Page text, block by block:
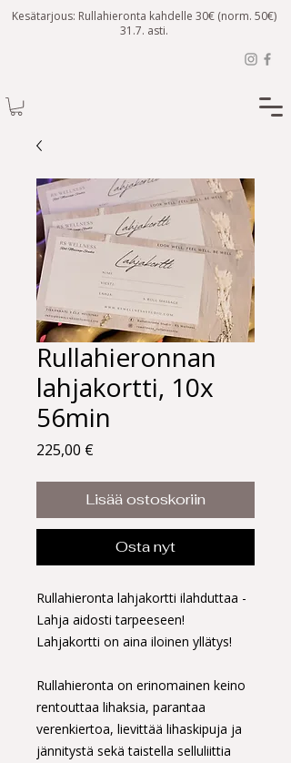
Kesätarjous: Rullahieronta kahdelle 30€ (norm. 50€)
31.7. asti.
Rullahieronnan
lahjakortti, 10x
56min
225,00 €
Lisää ostoskoriin
Osta nyt
Rullahieronta lahjakortti ilahduttaa -
Lahja aidosti tarpeeseen!
Lahjakortti on aina iloinen yllätys!
Rullahieronta on erinomainen keino
rentouttaa lihaksia, parantaa
verenkiertoa, lievittää lihaskipuja ja
jännitystä sekä taistella selluliittia